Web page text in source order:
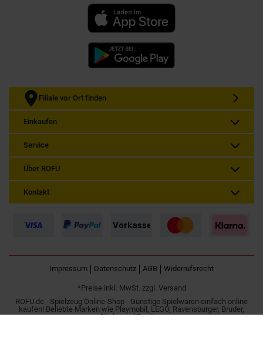
Filiale vor Ort finden
Einkaufen
Service
Über ROFU
Kontakt
Impressum Datenschutz AGB Widerrufsrecht
*Preise inkl. MwSt. zzgl. Versand
ROFU.de - Spielzeug Online-Shop - Günstige Spielwaren einfach online
kaufen! Beliebte Marken wie Playmobil, LEGO, Ravensburger, Bruder,
Simba und Besttoy.